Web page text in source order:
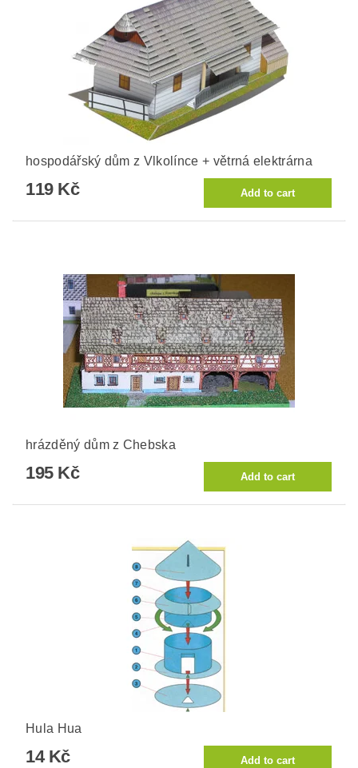
hospodářský dům z Vlkolínce + větrná elektrárna
119 Kč
hrázděný dům z Chebska
195 Kč
Hula Hua
14 Kč